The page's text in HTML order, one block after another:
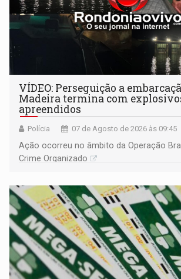
VÍDEO: Perseguição a
Madeira termina com
apreendidos
Polícia 07 de Agosto de 2026 às 09:45
Ação ocorreu no âmbito da Operação
Crime Organizado